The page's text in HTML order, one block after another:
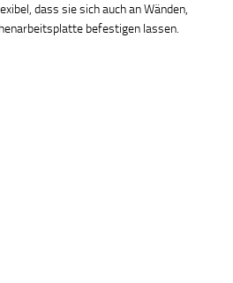
dass sie sich auch an Wänden,
befestigen lassen.